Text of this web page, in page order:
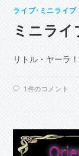
ライブ･ミニライブ
ミニライ
リトル・ヤーラ
1件のコメント